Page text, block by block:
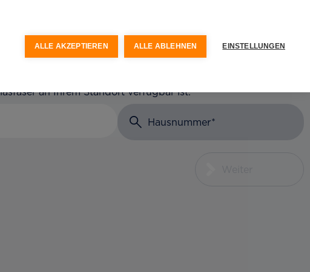
an Ihrem Standort verfügbar ist.
Hausnummer
ALLE AKZEPTIEREN ALLE ABLEHNEN EINSTELLUNGEN